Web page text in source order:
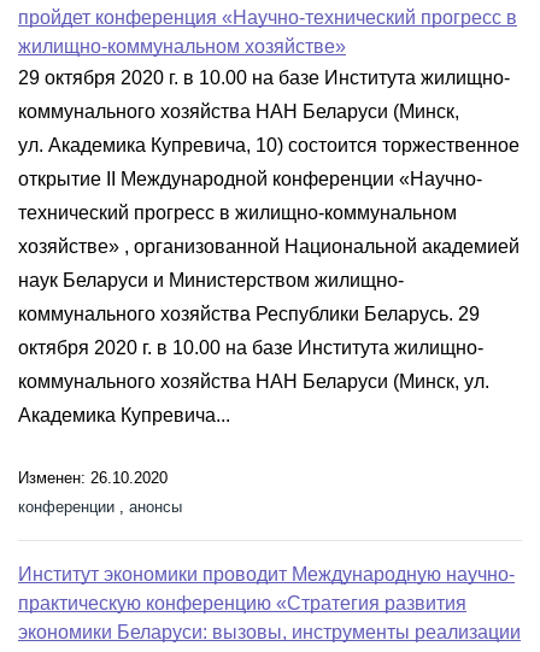
пройдет конференция «Научно-технический прогресс в
жилищно-коммунальном хозяйстве»
29 октября 2020 г. в 10.00 на базе Института жилищно-
коммунального хозяйства НАН Беларуси (Минск,
ул. Академика Купревича, 10) состоится торжественное
открытие II Международной конференции «Научно-
технический прогресс в жилищно-коммунальном
хозяйстве» , организованной Национальной академией
наук Беларуси и Министерством жилищно-
коммунального хозяйства Республики Беларусь. 29
октября 2020 г. в 10.00 на базе Института жилищно-
коммунального хозяйства НАН Беларуси (Минск, ул.
Академика Купревича...
Изменен: 26.10.2020
конференции , анонсы
Институт экономики проводит Международную научно-
практическую конференцию «Стратегия развития
экономики Беларуси: вызовы, инструменты реализации